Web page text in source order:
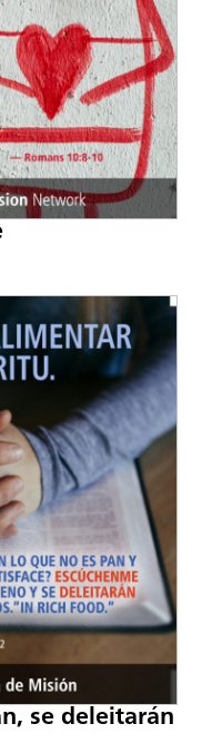
se deleitarán